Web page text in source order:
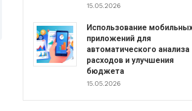
15.05.2026
Использование
приложений для
автоматического анализа
расходов и улучшения
бюджета
15.05.2026